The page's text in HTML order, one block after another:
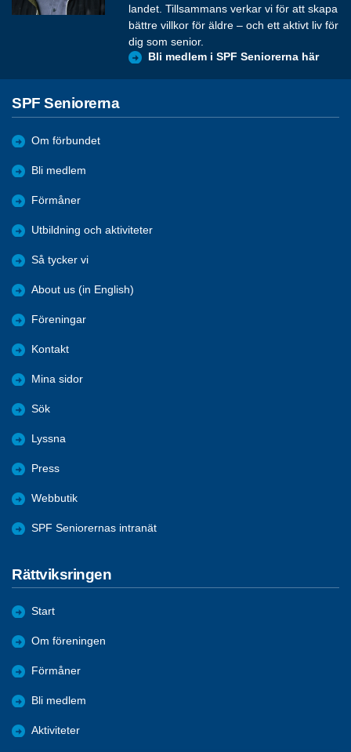
landet. Tillsammans verkar vi för att skapa
bättre villkor för äldre – och ett aktivt liv för
dig som senior.
Bli medlem i SPF Seniorerna här
SPF Seniorerna
Om förbundet
Bli medlem
Förmåner
Utbildning och aktiviteter
Så tycker vi
About us (in English)
Föreningar
Kontakt
Mina sidor
Sök
Lyssna
Press
Webbutik
SPF Seniorernas intranät
Rättviksringen
Start
Om föreningen
Förmåner
Bli medlem
Aktiviteter